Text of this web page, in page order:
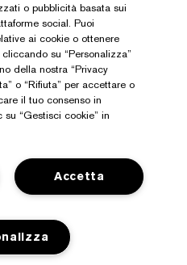
o pubblicità basata sui
social. Puoi
ai cookie o ottenere
su “Personalizza”
della nostra “Privacy
o “Rifiuta” per accettare o
il tuo consenso in
“Gestisci cookie” in
Accetta